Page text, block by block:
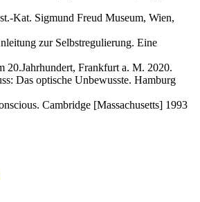
Kat. Sigmund Freud Museum, Wien,
zur Selbstregulierung. Eine
20.Jahrhundert, Frankfurt a. M. 2020.
Das optische Unbewusste. Hamburg
Cambridge [Massachusetts] 1993